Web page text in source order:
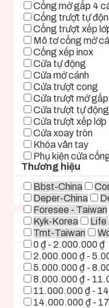
Cổng mở gấp 4
Cổng trượt tự
Cổng trượt xếp
Mô tơ cổng mở
Cổng xếp inox
Cửa tự động
Cửa mở cánh
Cửa trượt cong
Cửa trượt mở gấp
Cửa trượt tự động
Cửa trượt xếp lớp
Cửa xoay tròn
Khóa vân tay
Phụ kiện cửa
Thương hiệu
Bbst-China
Deper-China
Foresee - Taiwan
Kyk-Korea
Life
Tmt-Taiwan
0 ₫ - 2.000.000 ₫
2.000.000 ₫ -
5.000.000 ₫ -
8.000.000 ₫ -
11.000.000 ₫ -
14.000.000 ₫ -